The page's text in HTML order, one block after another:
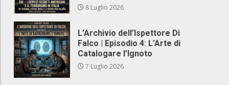
8 Luglio 2026
L’Archivio dell’Ispettore Di
Falco | Episodio 4: L’Arte di
Catalogare l’Ignoto
7 Luglio 2026